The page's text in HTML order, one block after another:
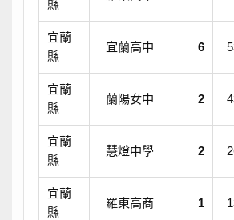
縣
宜蘭
縣
宜蘭高中 6
宜蘭
縣
蘭陽女中 2
宜蘭
縣
慧燈中學 2
宜蘭
縣
羅東高商 1